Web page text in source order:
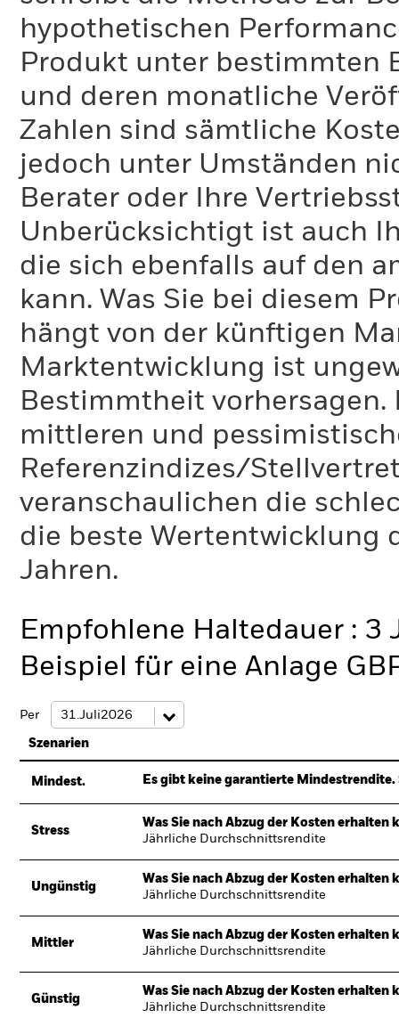
hypothetischen
Produkt unter bestimmten
und deren monatliche
Zahlen sind sämtliche
jedoch unter Umständen
Berater oder Ihre
Unberücksichtigt ist auch
die sich ebenfalls auf den
kann. Was Sie bei diesem
hängt von der künftigen
Marktentwicklung ist
Bestimmtheit
mittleren und
Referenzindizes/
veranschaulichen die
die beste Wertentwicklung
Jahren.
Empfohlene Haltedauer : 3
Beispiel für eine Anlage
Per
Szenarien
Mindest. Es gibt keine garantierte
Stress
Was Sie nach Abzug der Kosten erhalten
Jährliche Durchschnittsrendite
Ungünstig
Was Sie nach Abzug der Kosten erhalten
Jährliche Durchschnittsrendite
Mittler
Was Sie nach Abzug der Kosten erhalten
Jährliche Durchschnittsrendite
Günstig
Was Sie nach Abzug der Kosten erhalten
Jährliche Durchschnittsrendite